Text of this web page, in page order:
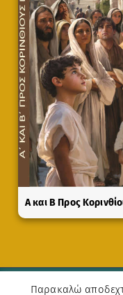
A και Β Προς
Παρακαλώ